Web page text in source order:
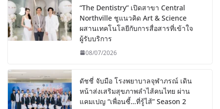
“The Dentistry” เปิดสาขา Central
Northville ชูแนวคิด Art & Science
ผสานเทคโนโลยีกับการสื่อสารที่เข้าใจ
ผู้รับบริการ
08/07/2026
ดัชชี่ จับมือ โรงพยาบาลจุฬาภรณ์ เดิน
หน้าส่งเสริมสุขภาพลำไส้คนไทย ผ่าน
แคมเปญ “เพื่อนซี้…ที่รู้ไส้” Season 2